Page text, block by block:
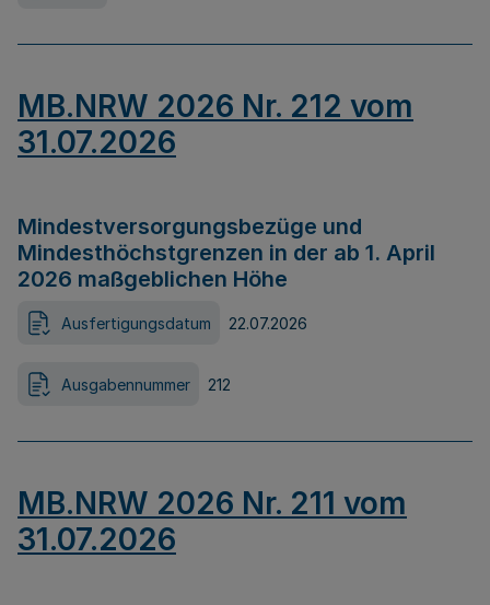
MB.NRW 2026 Nr. 212 vom
31.07.2026
Mindestversorgungsbezüge und
Mindesthöchstgrenzen in der ab 1. April
2026 maßgeblichen Höhe
Ausfertigungsdatum 22.07.2026
Ausgabennummer 212
MB.NRW 2026 Nr. 211 vom
31.07.2026